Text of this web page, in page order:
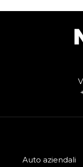
Auto aziendali